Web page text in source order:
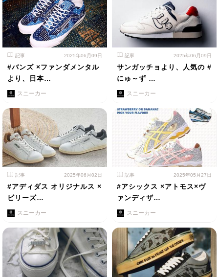
記事 2025年06月09日
#バンズ ×ファンダメンタル
より、日本…
スニーカー
記事 2025年06月09日
サンガッチョより、人気の #
にゅ～ず …
スニーカー
記事 2025年06月02日
#アディダス オリジナルス ×
ビリーズ…
スニーカー
記事 2025年05月27日
#アシックス ×アトモス×ヴ
ァンディザ…
スニーカー